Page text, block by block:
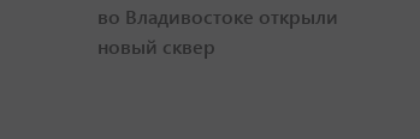
во Владивостоке открыли
новый сквер